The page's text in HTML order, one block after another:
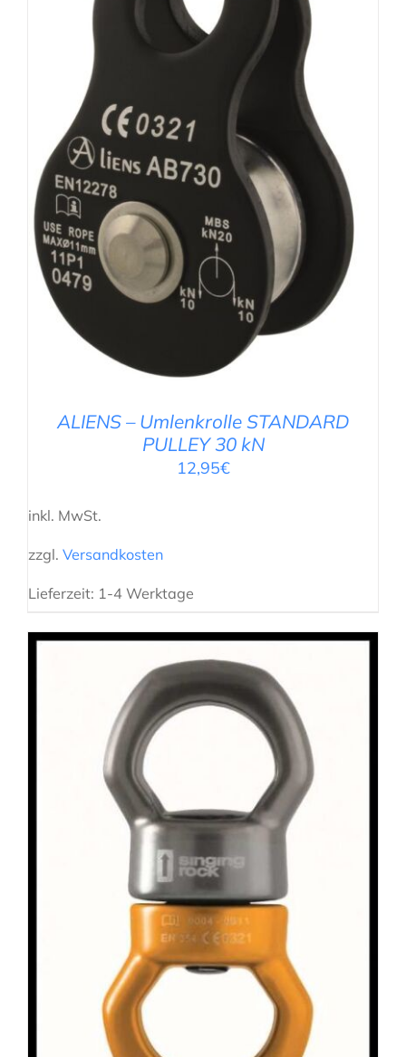
AUSFÜHRUNG WÄHLEN /
ALIENS – Umlenkrolle STANDARD
PULLEY 30 kN
12,95€
inkl. MwSt.
zzgl. Versandkosten
Lieferzeit: 1-4 Werktage
IN DEN WARENKORB / DETAILS